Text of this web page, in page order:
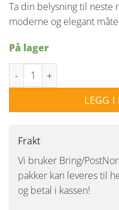
Ta din belysning til neste
moderne og elegant
På lager
Manola 30 takpendel- svart
LEGG
Frakt
Vi bruker Bring/
pakker kan leveres til
og betal i kassen!